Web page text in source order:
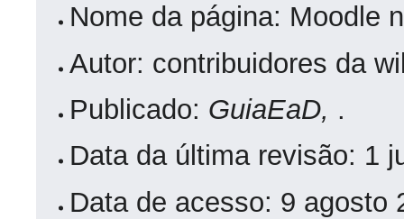
Nome da página: Moodle
Autor: contribuidores da
Publicado: GuiaEaD, .
Data da última revisão: 1
Data de acesso: 9 agosto